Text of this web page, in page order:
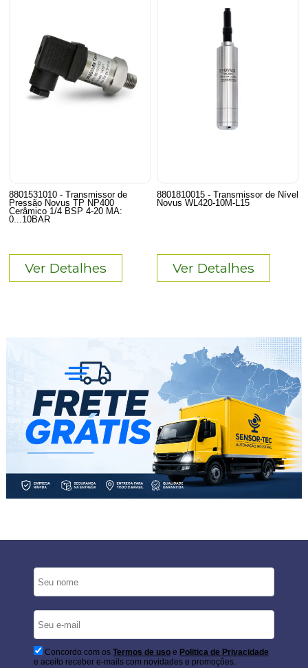
8801531010 - Transmissor de
Pressão Novus TP NP400
Cerâmico 1/4 BSP 4-20 MA:
0...10BAR
Ver Detalhes
8801810015 - Transmissor de Nível
Novus WL420-10M-L15
Ver Detalhes
Concordo com os Termos de usoe Politica de Privacidade
e aceito receber e-mails com novidades e promoções.